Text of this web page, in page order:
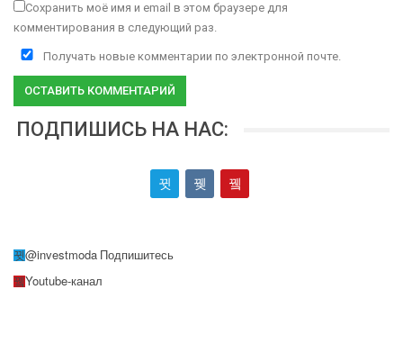
Сохранить моё имя и email в этом браузере для
комментирования в следующий раз.
Получать новые комментарии по электронной почте.
ПОДПИШИСЬ НА НАС:
@investmoda Подпишитесь
Youtube-канал